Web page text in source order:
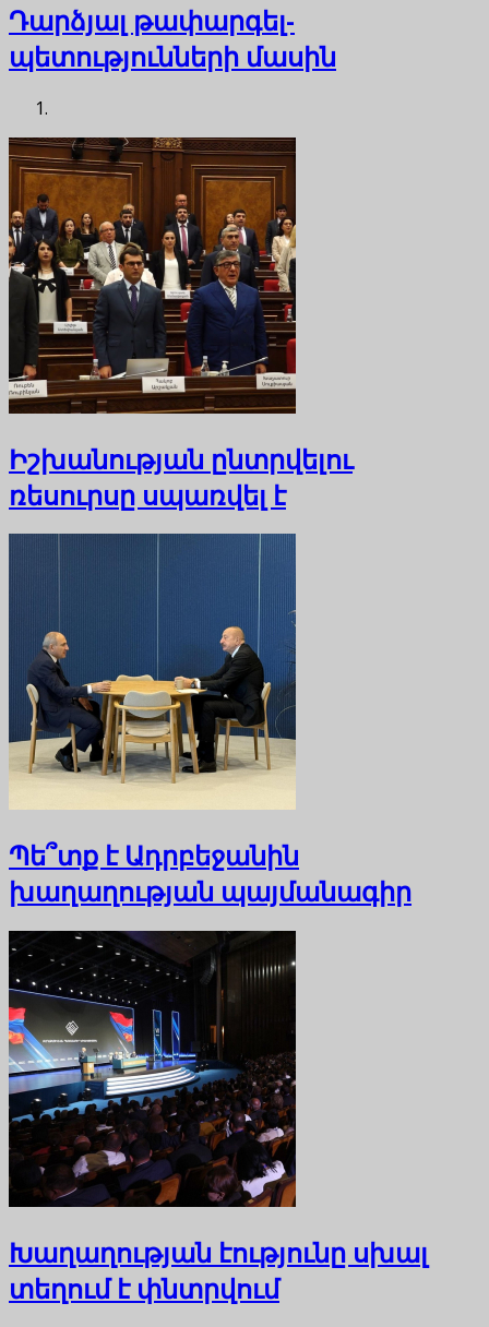
Դարձյալ թափարգել-
պետությունների մասին
Իշխանության ընտրվելու
ռեսուրսը սպառվել է
Պե՞տք է Ադրբեջանին
խաղաղության պայմանագիր
Խաղաղության էությունը սխալ
տեղում է փնտրվում